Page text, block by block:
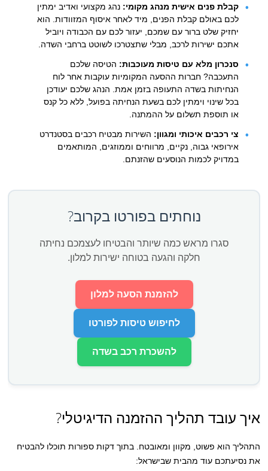
קבלת פנים אישית מנהג מקומי: נהג מקצועי ואדיב ימתין
לכם באולם קבלת הפנים, מיד לאחר איסוף המזוודות. הוא
יחזיק שלט ברור עם שמכם, יעזור לכם עם הכבודה ויוביל
אתכם ישירות לרכב, מבלי שתצטרכו לשוטט ברחבי השדה.
סנכרון מלא עם טיסות מעוכבות: הטיסה שלכם
התעכבה? חברות ההסעה המקומיות עוקבות אחר לוח
הנחיתות בשדה התעופה בזמן אמת. הנהג שלכם יעודכן
בכל שינוי וימתין לכם בשעת הנחיתה בפועל, ללא כל קנס
או תוספת תשלום על ההמתנה.
צי רכבים איכותי ומגוון: השירות מבטיח רכבים בסטנדרט
אירופאי גבוה, נקיים, מרווחים וממוזגים, המותאמים
במדויק לכמות הנוסעים שהזנתם.
נוחתים בפורטו בקרוב?
סגרו מראש כמה שיותר והבטיחו לעצמכם נחיתה
חלקה והגעה בטוחה ישירות למלון.
להזמנת הסעה למלון
לחיפוש טיסות לפורטו
להשכרת רכב בשדה
איך עובד תהליך ההזמנה הדיגיטלי?
התהליך הוא פשוט, מקוון ומאובטח. בתוך דקות ספורות תוכלו להבטיח
את נסיעתכם עוד מהבית שבישראל: